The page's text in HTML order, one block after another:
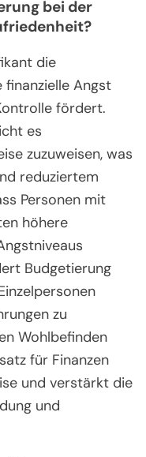
bei der
die
finanzielle Angst
fördert.
es
zuzuweisen, was
reduziertem
Personen mit
höhere
Budgetierung
zu
Wohlbefinden
für Finanzen
und verstärkt die
und